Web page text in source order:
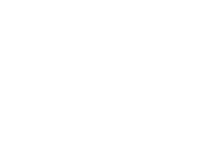
бета-блокатори);